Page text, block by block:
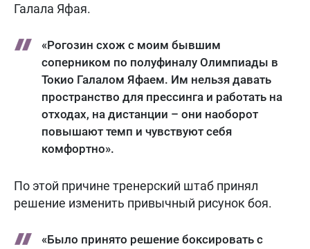
Галала Яфая.
«Рогозин схож с моим бывшим
соперником по полуфиналу Олимпиады в
Токио Галалом Яфаем. Им нельзя давать
пространство для прессинга и работать на
отходах, на дистанции – они наоборот
повышают темп и чувствуют себя
комфортно».
По этой причине тренерский штаб принял
решение изменить привычный рисунок боя.
«Было принято решение боксировать с